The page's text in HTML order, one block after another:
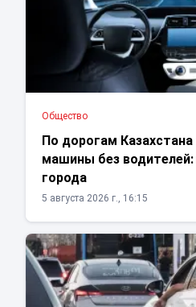
Общество
По дорогам
машины без
города
5 августа 2026 г., 16:15